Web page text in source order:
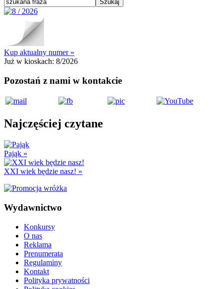
Kup aktualny numer »
Już w kioskach: 8/2026
Pozostań z nami w kontakcie
Najczęściej czytane
Pająk »
XXI wiek będzie nasz! »
Wydawnictwo
Konkursy
O nas
Reklama
Prenumerata
Regulaminy
Kontakt
Polityka prywatności